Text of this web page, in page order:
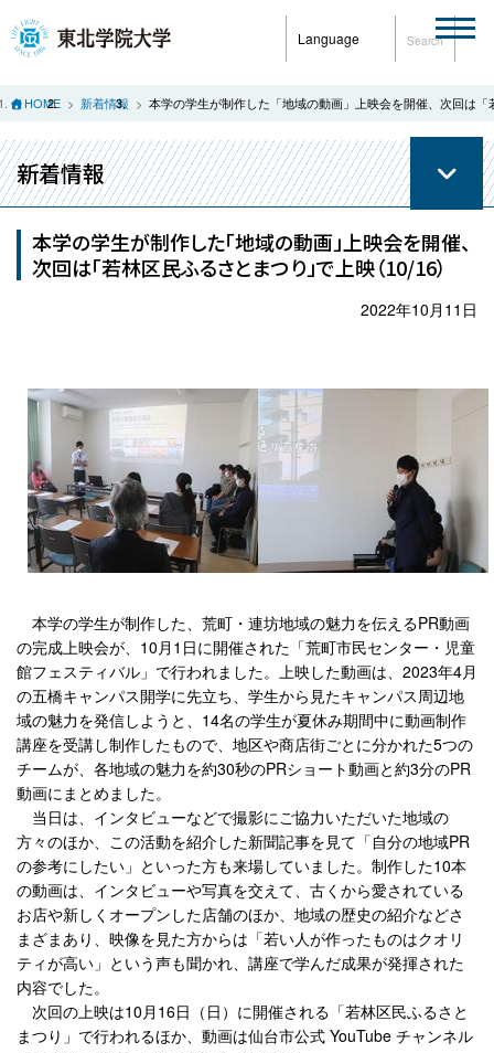
Language Search
HOME 新着情報 本学の学生が制作した「地域の動画」上映会を開催、次回は
新着情報
本学の学生が制作した「地域の動画」上映会を開催、
次回は「若林区民ふるさとまつり」で上映（10/16）
2022年10月11日
本学の学生が制作した、荒町・連坊地域の魅力を伝えるPR動画
の完成上映会が、10月1日に開催された「荒町市民センター・児童
館フェスティバル」で行われました。上映した動画は、2023年4月
の五橋キャンパス開学に先立ち、学生から見たキャンパス 周辺地
域の魅力を発信しようと、14名の学生が夏休み期間中に動画制作
講座を受講し制作したもので、地区や商店街ごとに分かれた5つの
チームが、各地域の魅力を約30秒のPRショート動画と約3分のPR
動画にまとめました。
当日は、インタビューなどで撮影にご協力いただいた地域の
方々のほか、この活動を紹介した新聞記事を見て「自分の地域PR
の参考にしたい」といった方も来場していました。制作した10本
の動画は、インタビューや写真を交えて、古くから愛されている
お店や新しくオープンした店舗のほか、地域の歴史の紹介などさ
まざまあり、映像を見た方からは「若い人が作ったものはクオリ
ティが高い」という声も聞かれ、講座で学んだ成果が発揮された
内容でした。
次回の上映は10月16日（日）に開催される「若林区民ふるさと
まつり」で行われるほか、動画は仙台市公式 YouTube チャンネル